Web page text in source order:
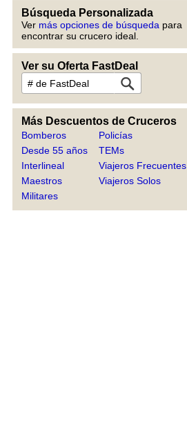
Búsqueda Personalizada
Ver más opciones de búsqueda para
encontrar su crucero ideal.
Ver su Oferta FastDeal
Más Descuentos de Cruceros
Bomberos
Desde 55 años
Interlineal
Maestros
Militares
Policías
TEMs
Viajeros Frecuentes
Viajeros Solos